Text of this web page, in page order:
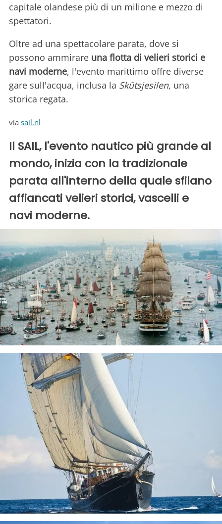
capitale olandese più di un milione e mezzo di
spettatori.
Oltre ad una spettacolare parata, dove si
possono ammirare una flotta di velieri storici e
navi moderne, l'evento marittimo offre diverse
gare sull'acqua, inclusa la Skûtsjesilen, una
storica regata.
via sail.nl
Il SAIL, l'evento nautico più grande al
mondo, inizia con la tradizionale
parata all'interno della quale sfilano
affiancati velieri storici, vascelli e
navi moderne.